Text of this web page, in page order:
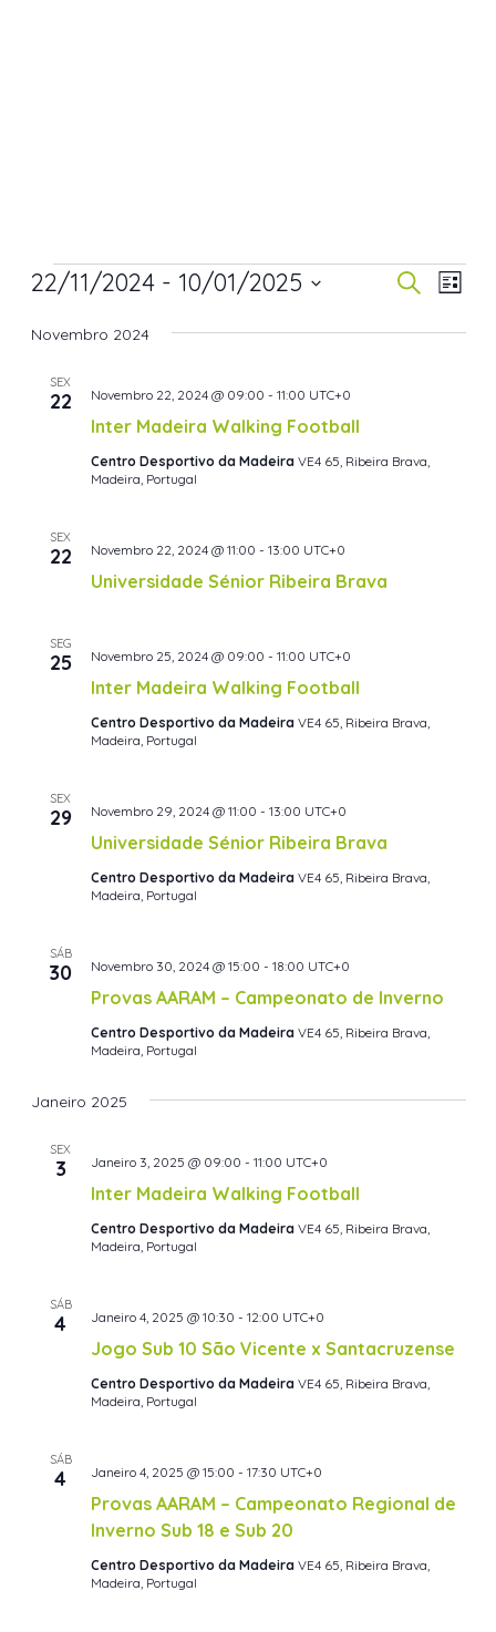
pesquisa
Eventos
Pesquisar
Lista
22/11/2024 - 10/01/2025
a
Novembro 2024
SEX
22
Inter Madeira Walking Football
Novembro 22, 2024 @ 09:00 - 11:00 UTC+0
Centro Desportivo da Madeira VE4 65, Ribeira Brava,
Madeira, Portugal
SEX
22
Universidade Sénior Ribeira Brava
Novembro 22, 2024 @ 11:00 - 13:00 UTC+0
SEG
25
Inter Madeira Walking Football
Novembro 25, 2024 @ 09:00 - 11:00 UTC+0
Centro Desportivo da Madeira VE4 65, Ribeira Brava,
Madeira, Portugal
SEX
29
Universidade Sénior Ribeira Brava
Novembro 29, 2024 @ 11:00 - 13:00 UTC+0
Centro Desportivo da Madeira VE4 65, Ribeira Brava,
Madeira, Portugal
SÁB
30
Provas AARAM – Campeonato de Inverno
Novembro 30, 2024 @ 15:00 - 18:00 UTC+0
Centro Desportivo da Madeira VE4 65, Ribeira Brava,
Madeira, Portugal
Janeiro 2025
SEX
3
Inter Madeira Walking Football
Janeiro 3, 2025 @ 09:00 - 11:00 UTC+0
Centro Desportivo da Madeira VE4 65, Ribeira Brava,
Madeira, Portugal
SÁB
4
Jogo Sub 10 São Vicente x Santacruzense
Janeiro 4, 2025 @ 10:30 - 12:00 UTC+0
Centro Desportivo da Madeira VE4 65, Ribeira Brava,
Madeira, Portugal
SÁB
4
Provas AARAM – Campeonato Regional de
Inverno Sub 18 e Sub 20
Janeiro 4, 2025 @ 15:00 - 17:30 UTC+0
Centro Desportivo da Madeira VE4 65, Ribeira Brava,
Madeira, Portugal